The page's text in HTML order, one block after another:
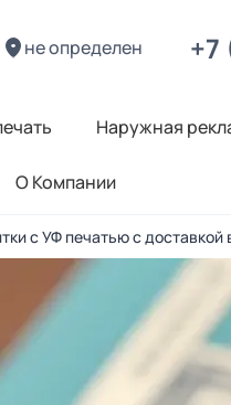
не определен +7
Наружная
О Компании
с УФ печатью с